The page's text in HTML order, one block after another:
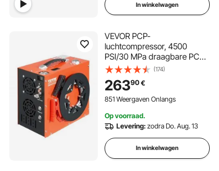
In winkelwagen
VEVOR PCP-
luchtcompressor, 4500
PSI/30 MPa draagbare PCP-
luchtbukscompressor -
ingebouwd water- en
ventilatorkoelsysteem, auto-
stop DC12V/AC230V
voor luchtbuks, duikfles
(174)
26390€
851 Weergaven Onlangs
Op voorraad.
Levering:zodra Do. Aug. 13
In winkelwagen